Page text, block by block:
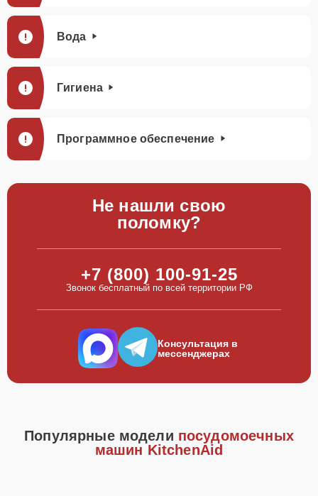
Вода
Гигиена
Программное обеспечение
Не нашли свою
поломку?
+7 (800) 100-91-25
Звонок бесплатный по всей территории РФ
Консультация в
мессенджерах
Популярные модели посудомоечных
машин KitchenAid